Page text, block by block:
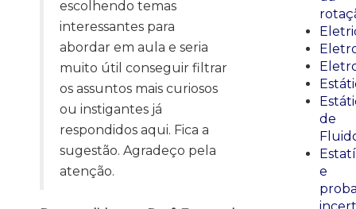
escolhendo temas
interessantes para
abordar em aula e seria
muito útil conseguir filtrar
os assuntos mais curiosos
ou instigantes já
respondidos aqui. Fica a
sugestão. Agradeço pela
atenção.
de
e